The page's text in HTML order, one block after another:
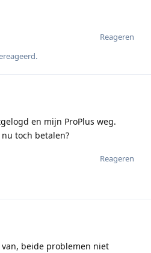
Reageren
.
en mijn ProPlus weg.
toch betalen?
Reageren
beide problemen niet